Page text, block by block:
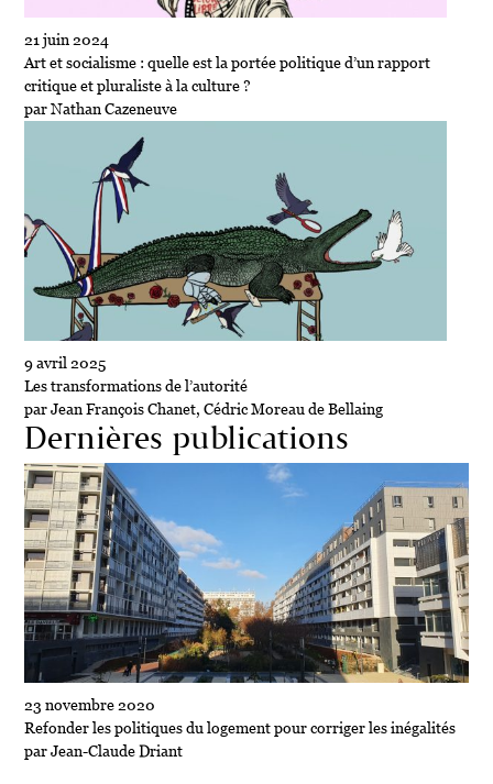
9 avril 2025
Les transformations de l’autorité
par Jean François Chanet, Cédric Moreau de Bellaing
21 juin 2024
Art et socialisme : quelle est la portée politique d’un rapport
critique et pluraliste à la culture ?
par Nathan Cazeneuve
Dernières publications
23 novembre 2020
Refonder les politiques du logement pour corriger les inégalités
par Jean-Claude Driant